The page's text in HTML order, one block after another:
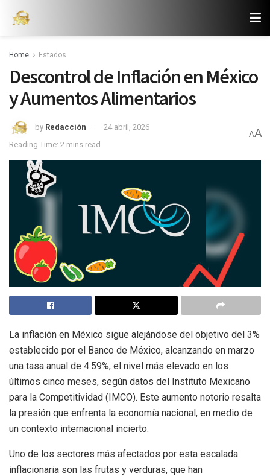
Home Estados
Descontrol de Inflación en México
y Aumentos Alimentarios
by Redacción
24 abril, 2026
Reading Time: 2 mins read
AA
La inflación en México sigue alejándose del objetivo del 3%
establecido por el Banco de México, alcanzando en marzo
una tasa anual de 4.59%, el nivel más elevado en los
últimos cinco meses, según datos del Instituto Mexicano
para la Competitividad (IMCO). Este aumento notorio resalta
la presión que enfrenta la economía nacional, en medio de
un contexto internacional incierto.
Uno de los sectores más afectados por esta escalada
inflacionaria son las frutas y verduras, que han